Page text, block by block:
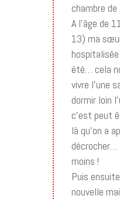
chambre de
A l’âge de
13) ma
été… cela
vivre l’une
dormir loin
c’est peut
là qu’on a
moins !
Puis
nouvelle